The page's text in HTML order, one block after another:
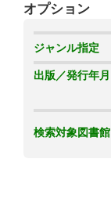
オプション
ジャンル指定
出版／発行年月
検索対象図書館